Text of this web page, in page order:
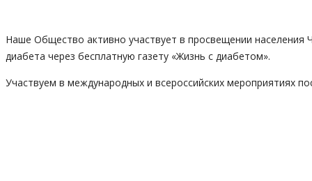
Наше Общество активно участвует в просвещении населения
диабета через бесплатную газету «Жизнь с диабетом».
Участвуем в международных и всероссийских мероприятиях